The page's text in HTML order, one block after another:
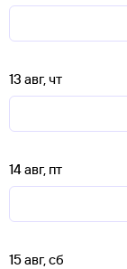
13 авг, чт
14 авг, пт
15 авг, сб